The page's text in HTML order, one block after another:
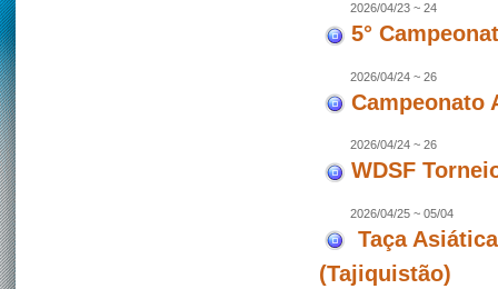
2026/04/23 ~ 24
5°
2026/04/24 ~ 26
Campeonato
2026/04/24 ~ 26
WDSF
2026/04/25 ~ 05/04
Taça
(Tajiquistão)